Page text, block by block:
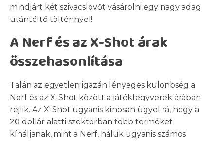
mindjárt két szivacslövőt vásárolni egy nagy adag
utántöltő tölténnyel!
A Nerf és az X-Shot árak
összehasonlítása
Talán az egyetlen igazán lényeges különbség a
Nerf és az X-Shot között a játékfegyverek árában
rejlik. Az X-Shot ugyanis kínosan ügyel rá, hogy a
20 dollár alatti szektorban több terméket
kínáljanak, mint a Nerf, náluk ugyanis számos